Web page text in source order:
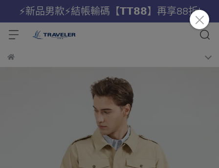
⚡新品男款⚡結帳輸碼【𝗧𝗧𝟴𝟴】再享88折!